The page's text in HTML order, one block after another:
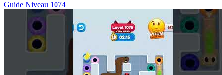
Guide Niveau 1074